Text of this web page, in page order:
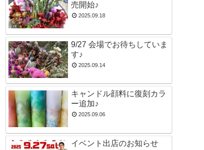
売開始♪
2025.09.18
9/27 会場でお待ちしていま
す♪
2025.09.14
キャンドル顔料に復刻カラ
ー追加♪
2025.09.06
イベント出店のお知らせ